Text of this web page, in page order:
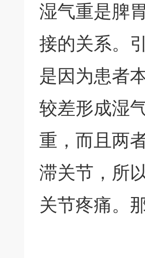
湿气重是脾
接的关系。
是因为患者
较差形成湿
重，而且两
滞关节，所
关节疼痛。